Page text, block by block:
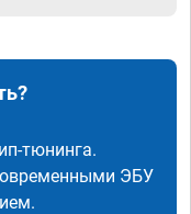
тюнинга.
ЭБУ